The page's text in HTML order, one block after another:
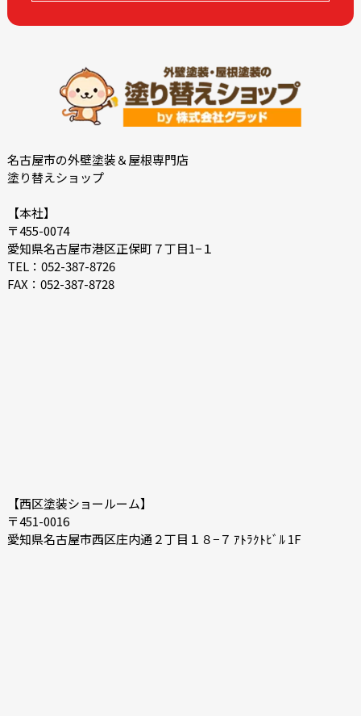
名古屋市の外壁塗装＆屋根専門店
塗り替えショップ
【本社】
〒455-0074
愛知県名古屋市港区正保町７丁目1−１
TEL：052-387-8726
FAX：052-387-8728
【西区塗装ショールーム】
〒451-0016
愛知県名古屋市西区庄内通２丁目１８−７ ｱﾄﾗｸﾄﾋﾞﾙ 1F